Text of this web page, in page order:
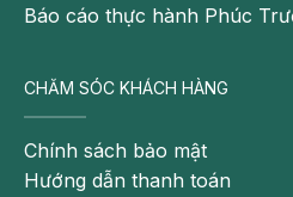
Báo cáo thực hành Phúc
CHĂM SÓC KHÁCH HÀNG
Chính sách bảo mật
Hướng dẫn thanh toán